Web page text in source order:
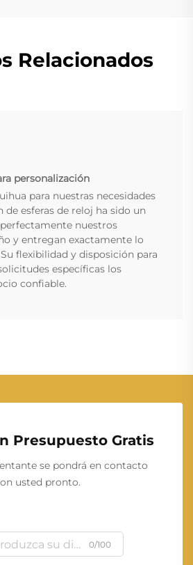
Relacionados
personalización
para nuestras necesidades
de esferas de reloj ha sido un
nuestros
y entregan exactamente lo
flexibilidad y disposición para
específicas los
confiable.
Presupuesto Gratis
se pondrá en contacto
usted pronto.
0/100